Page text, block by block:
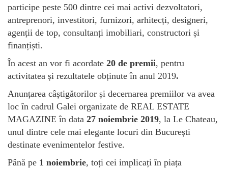
participe peste 500 dintre cei mai activi dezvoltatori,
antreprenori, investitori, furnizori, arhitecți, designeri,
agenții de top, consultanți imobiliari, constructori și
finanțiști.
În acest an vor fi acordate 20 de premii, pentru
activitatea și rezultatele obținute în anul 2019.
Anunțarea câștigătorilor și decernarea premiilor va avea
loc în cadrul Galei organizate de REAL ESTATE
MAGAZINE în data 27 noiembrie 2019, la Le Chateau,
unul dintre cele mai elegante locuri din București
destinate evenimentelor festive.
Până pe 1 noiembrie, toți cei implicați în piața